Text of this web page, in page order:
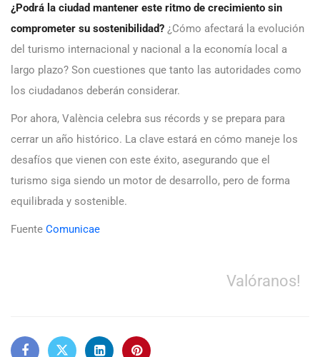
¿Podrá la ciudad mantener este ritmo de crecimiento sin
comprometer su sostenibilidad? ¿Cómo afectará la evolución
del turismo internacional y nacional a la economía local a
largo plazo? Son cuestiones que tanto las autoridades como
los ciudadanos deberán considerar.
Por ahora, València celebra sus récords y se prepara para
cerrar un año histórico. La clave estará en cómo maneje los
desafíos que vienen con este éxito, asegurando que el
turismo siga siendo un motor de desarrollo, pero de forma
equilibrada y sostenible.
Fuente Comunicae
Valóranos!